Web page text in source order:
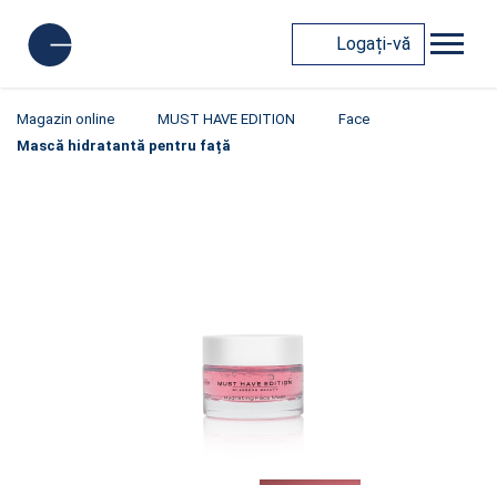
Logați-vă
Magazin online MUST HAVE EDITION
Face
Mască hidratantă pentru față